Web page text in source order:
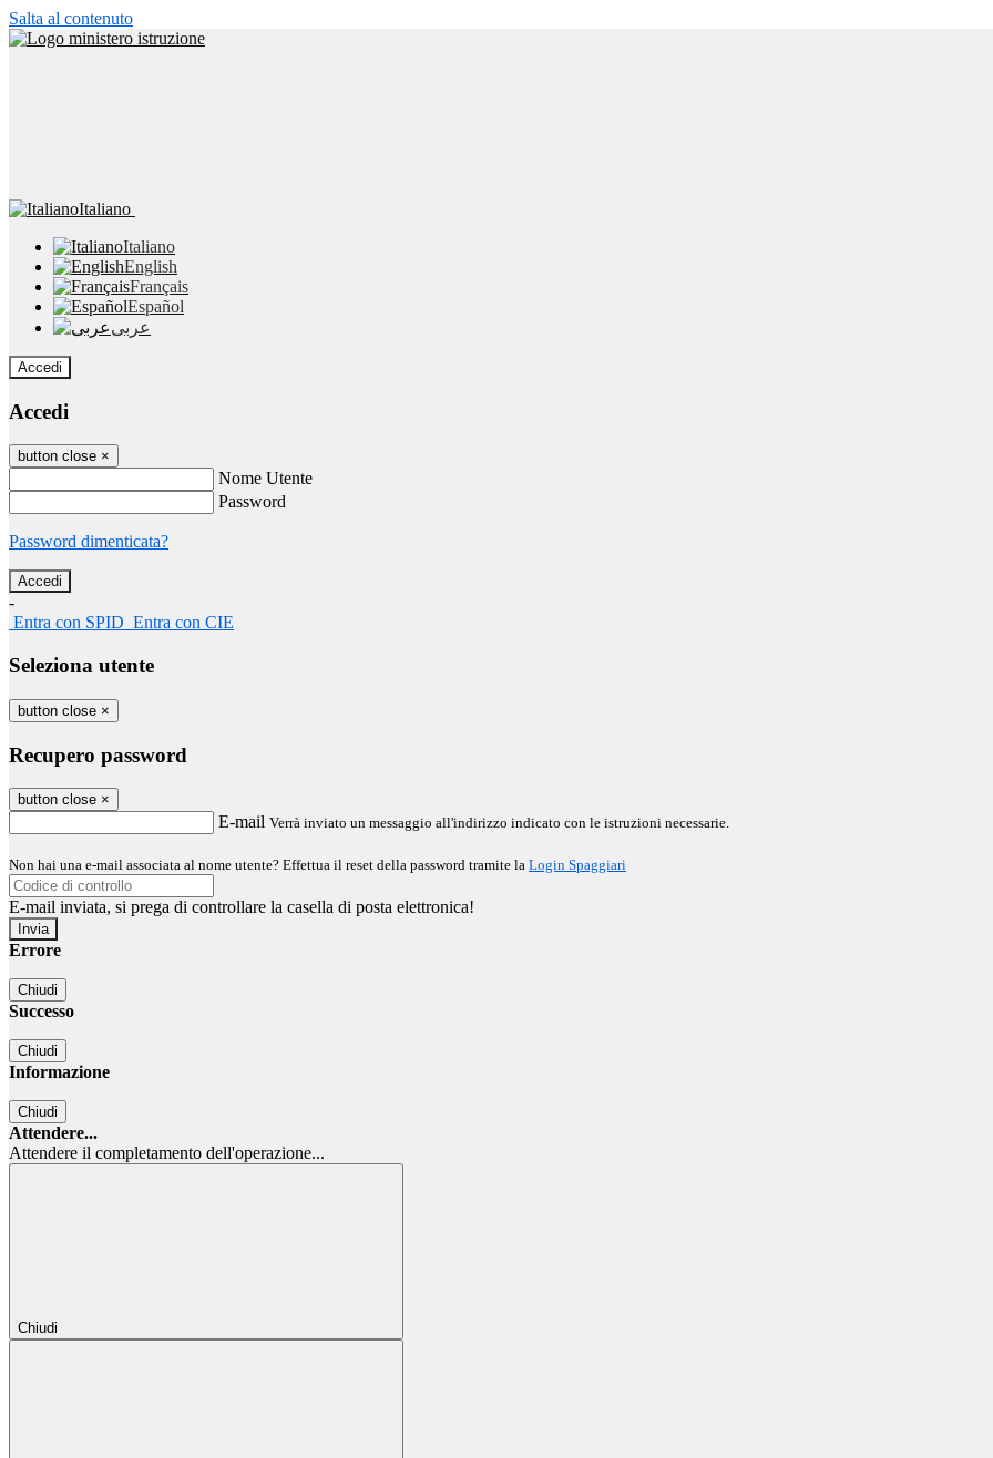
Salta al contenuto
Italiano
Italiano
English
Français
Español
عربى
Accedi
Accedi
button close ×
Nome Utente
Password
Password dimenticata?
-
Entra con SPID Entra con CIE
Seleziona utente
button close ×
Recupero password
button close ×
E-mail Verrà inviato un messaggio all'indirizzo indicato con le istruzioni necessarie.
Non hai una e-mail associata al nome utente? Effettua il reset della password tramite la Login Spaggiari
E-mail inviata, si prega di controllare la casella di posta elettronica!
Errore
Chiudi
Successo
Chiudi
Informazione
Chiudi
Attendere...
Attendere il completamento dell'operazione...
Chiudi